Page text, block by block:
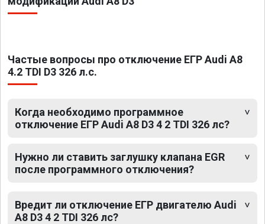
Частые вопросы про отключение ЕГР Audi A8
4.2 TDI D3 326 л.с.
Когда необходимо программное
отключение ЕГР Audi A8 D3 4 2 TDI 326 лс?
Нужно ли ставить заглушку клапана EGR
после программного отключения?
Вредит ли отключение ЕГР двигателю Audi
A8 D3 4 2 TDI 326 лс?